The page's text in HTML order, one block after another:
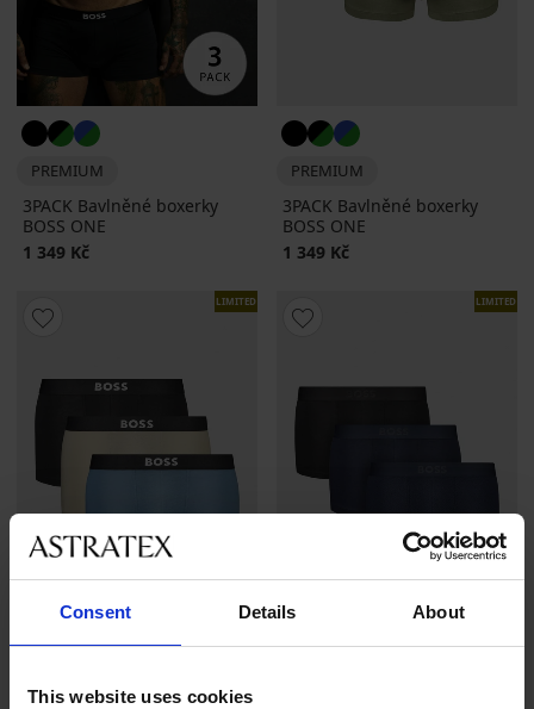
Consent Details About
This website uses cookies
PREMIUM
3PACK Bavlněné boxerky
BOSS ONE
1 349 Kč
PREMIUM
3PACK Bavlněné boxerky
BOSS ONE
1 349 Kč
LIMITED LIMITED